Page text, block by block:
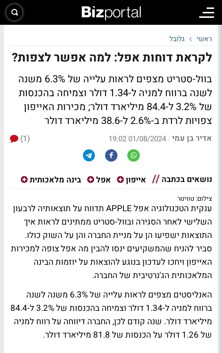
ראשי גלובל
לקראת דוחות אפל: למה אפשר לצפות?
בוול-סטריט מצפים לראות עלייה של 6.3% משנה
לשנה ברווח למניה ל-1.34 דולר וצמיחה בהכנסות
של 3.2% ל-84.4 מיליארד דולר; מכירות האייפון
צפויות לרדת ב-2.6% ל-38.6 מיליארד דולר
אדיר בן עמי |
01/08/2024 19:02
(1)
נושאים בכתבה אייפון אפל בינה מלאכותית
צילום: טוויטר
ענקית הטכנולוגיה אפל APPLE תדווח על תוצאותיה לרבעון
השלישי לאחר הסגירה ובוול-סטריט ממתינים לראות איך
התוצאות ישפיעו הן על מניית החברה והן על השוק כולו.
סביר להניח שהמשקיעים ינסו להבין מה אפל צופה למכירות
האייפון ויחכו לעדכון בנוגע להוצאות על יוזמות הבינה
המלאכותית הג'נרטיבית של החברה.
האנליסטים מצפים לראות עלייה של 6.3% משנה לשנה
ברווח למניה ל-1.34 דולר וצמיחה בהכנסות של 3.2% ל-84.4
מיליארד דולר. שנה קודם לכן, החברה דיווחה על רווח למניה
של 1.26 דולר על הכנסות של 81.8 מיליארד דולר.